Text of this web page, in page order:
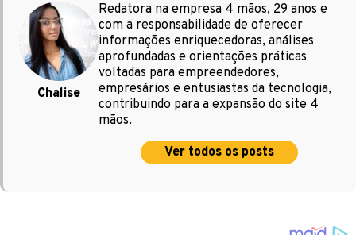
Chalise
Redatora na empresa 4 mãos, 29 anos e
com a responsabilidade de oferecer
informações enriquecedoras, análises
aprofundadas e orientações práticas
voltadas para empreendedores,
empresários e entusiastas da tecnologia,
contribuindo para a expansão do site 4
mãos.
Ver todos os posts